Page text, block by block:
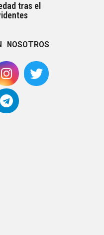
tras el
NOSOTROS